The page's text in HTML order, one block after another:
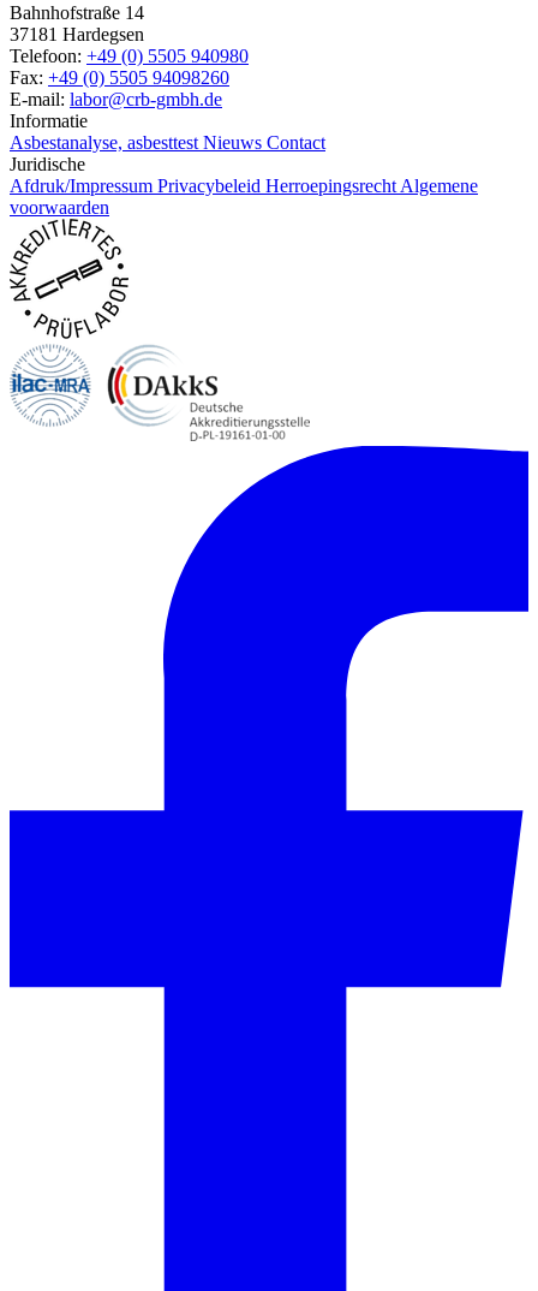
Bahnhofstraße 14
37181 Hardegsen
Telefoon: +49 (0) 5505 940980
Fax: +49 (0) 5505 94098260
E-mail: labor@crb-gmbh.de
Informatie
Asbestanalyse, asbesttest Nieuws Contact
Juridische
Afdruk/Impressum Privacybeleid Herroepingsrecht Algemene
voorwaarden